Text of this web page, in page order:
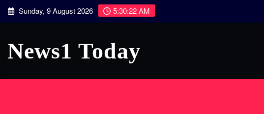
Skip Sunday, 9 August 2026 5:30:23 AM
News1 Today